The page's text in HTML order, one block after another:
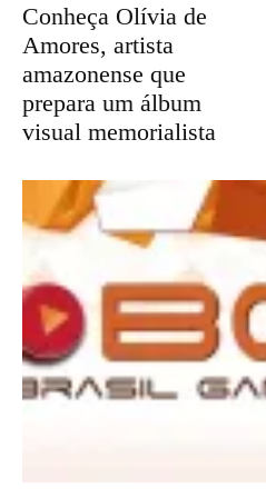
Conheça Olívia de
Amores, artista
amazonense que
prepara um álbum
visual memorialista